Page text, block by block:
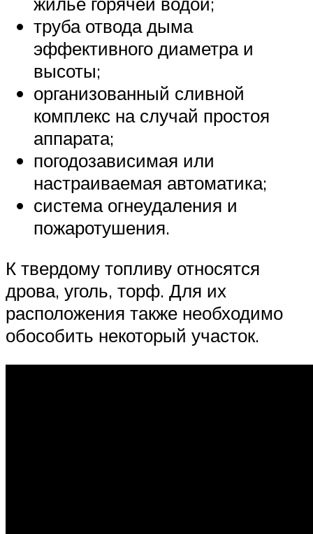
труба отвода дыма
эффективного диаметра и
высоты;
организованный сливной
комплекс на случай простоя
аппарата;
погодозависимая или
настраиваемая автоматика;
система огнеудаления и
пожаротушения.
К твердому топливу относятся
дрова, уголь, торф. Для их
расположения также необходимо
обособить некоторый участок.